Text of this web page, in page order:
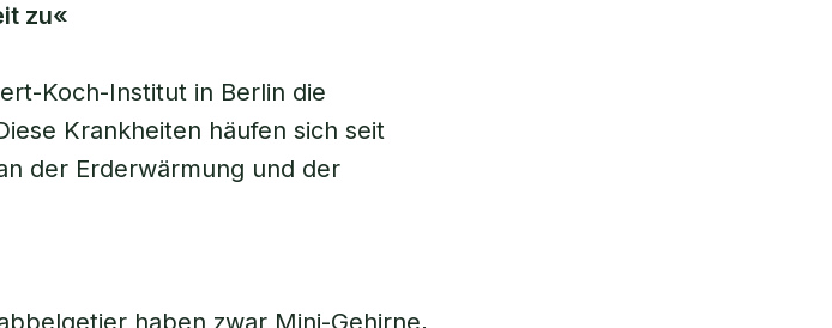
zu«
Koch-Institut in Berlin die
Krankheiten häufen sich seit
der Erderwärmung und der
haben zwar Mini-Gehirne,